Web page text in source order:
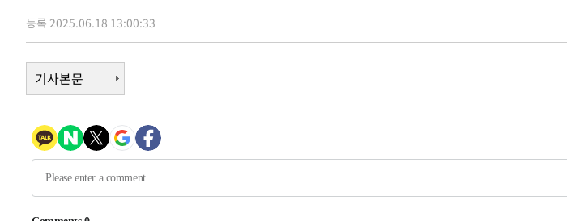
태
-21285초 전 >입추에도 극한더위…서울 낮 39도 '폭염중대경보'
례 큰 폭발음
-14964초 전 >
[속보]美, 폴리실리콘 수입 규제…파생제품 15% 관세, 120일 후
발효
-13115초 전 >[속보]트럼프, 美 원정출산 금지 행정명령 서명
-10815초 전 >[속보] 뉴욕증시, 일제 하락 마감…나스닥 0.06%↓
-32013초 전 >[속보]'채상병 순직 책임' 임성근, 항소심도 징역 3년
등록 2025.06.18 13:00:33
기사본문